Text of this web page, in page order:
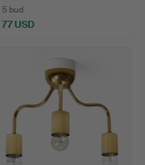
5 bud
77 USD